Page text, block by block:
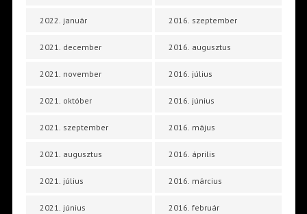
2022. január
2021. december
2021. november
2021. október
2021. szeptember
2021. augusztus
2021. július
2021. június
2016. szeptember
2016. augusztus
2016. július
2016. június
2016. május
2016. április
2016. március
2016. február